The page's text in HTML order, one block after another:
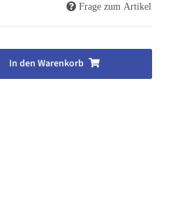
Frage zum Artikel
In den Warenkorb